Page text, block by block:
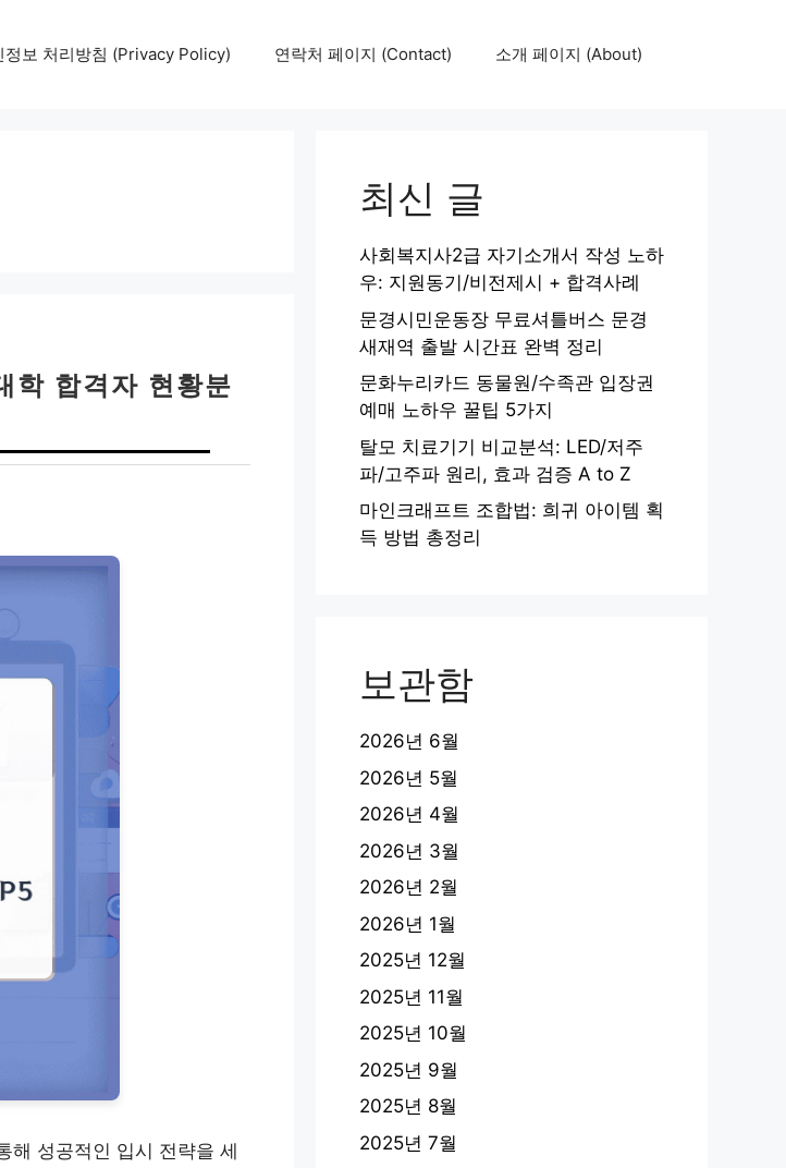
정보 처리방침 (Privacy Policy) 연락처 페이지 (Contact) 소개 페이지 (About)
학 합격자 현황분
해 성공적인 입시 전략을 세
최신 글
사회복지사2급 자기소개서 작성 노하
우: 지원동기/비전제시 + 합격사례
문경시민운동장 무료셔틀버스 문경
새재역 출발 시간표 완벽 정리
문화누리카드 동물원/수족관 입장권
예매 노하우 꿀팁 5가지
탈모 치료기기 비교분석: LED/저주
파/고주파 원리, 효과 검증 A to Z
마인크래프트 조합법: 희귀 아이템 획
득 방법 총정리
보관함
2026년 6월
2026년 5월
2026년 4월
2026년 3월
2026년 2월
2026년 1월
2025년 12월
2025년 11월
2025년 10월
2025년 9월
2025년 8월
2025년 7월